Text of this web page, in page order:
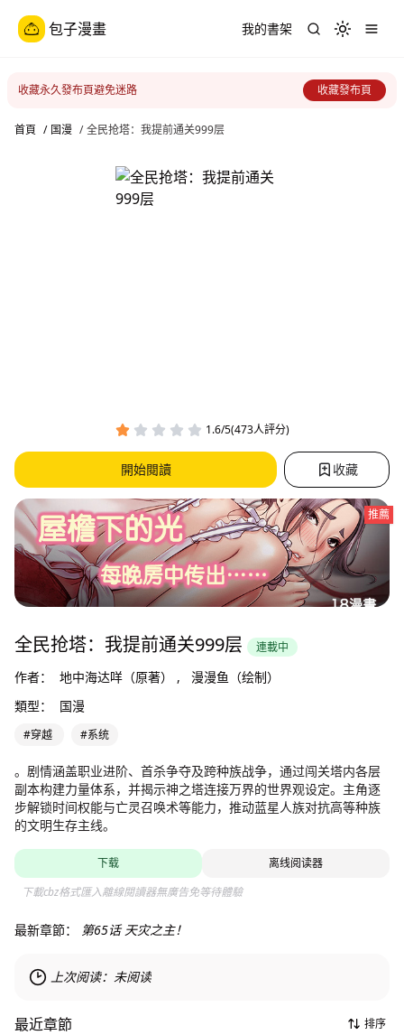
包子漫畫 我的書架 Toggle
收藏永久發布頁避免迷路 收藏發布頁
首頁 / 国漫 / 全民抢塔：我提前通关999层
1.6/5(473人評分)
開始閱讀 收藏
推薦
全民抢塔：我提前通关999层 連載中
作者： 地中海达咩（原著） ,
漫漫鱼（绘制）
類型：
国漫
#穿越 #系统
。剧情涵盖职业进阶、首杀争夺及跨种族战争，通过闯关塔内各层
副本构建力量体系，并揭示神之塔连接万界的世界观设定。主角逐
步解锁时间权能与亡灵召唤术等能力，推动蓝星人族对抗高等种族
的文明生存主线。
下载
离线阅读器
下載cbz格式匯入離線閱讀器無廣告免等待體驗
最新章節： 第65话 天灾之主！
上次阅读： 未阅读
最近章節 排序